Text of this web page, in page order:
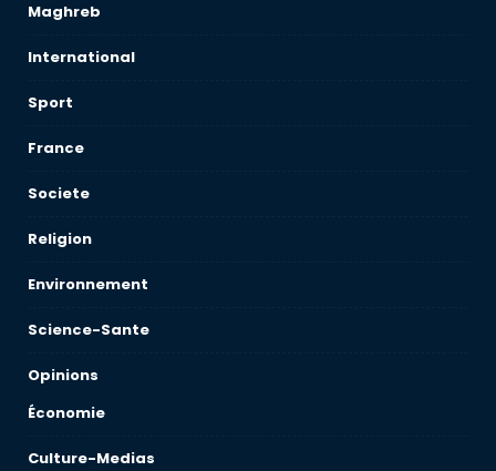
Maghreb
International
Sport
France
Societe
Religion
Environnement
Science-Sante
Opinions
Économie
Culture-Medias